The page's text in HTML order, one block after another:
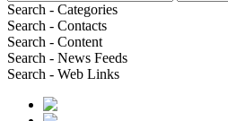
Search - Categories
Search - Contacts
Search - Content
Search - News Feeds
Search - Web Links